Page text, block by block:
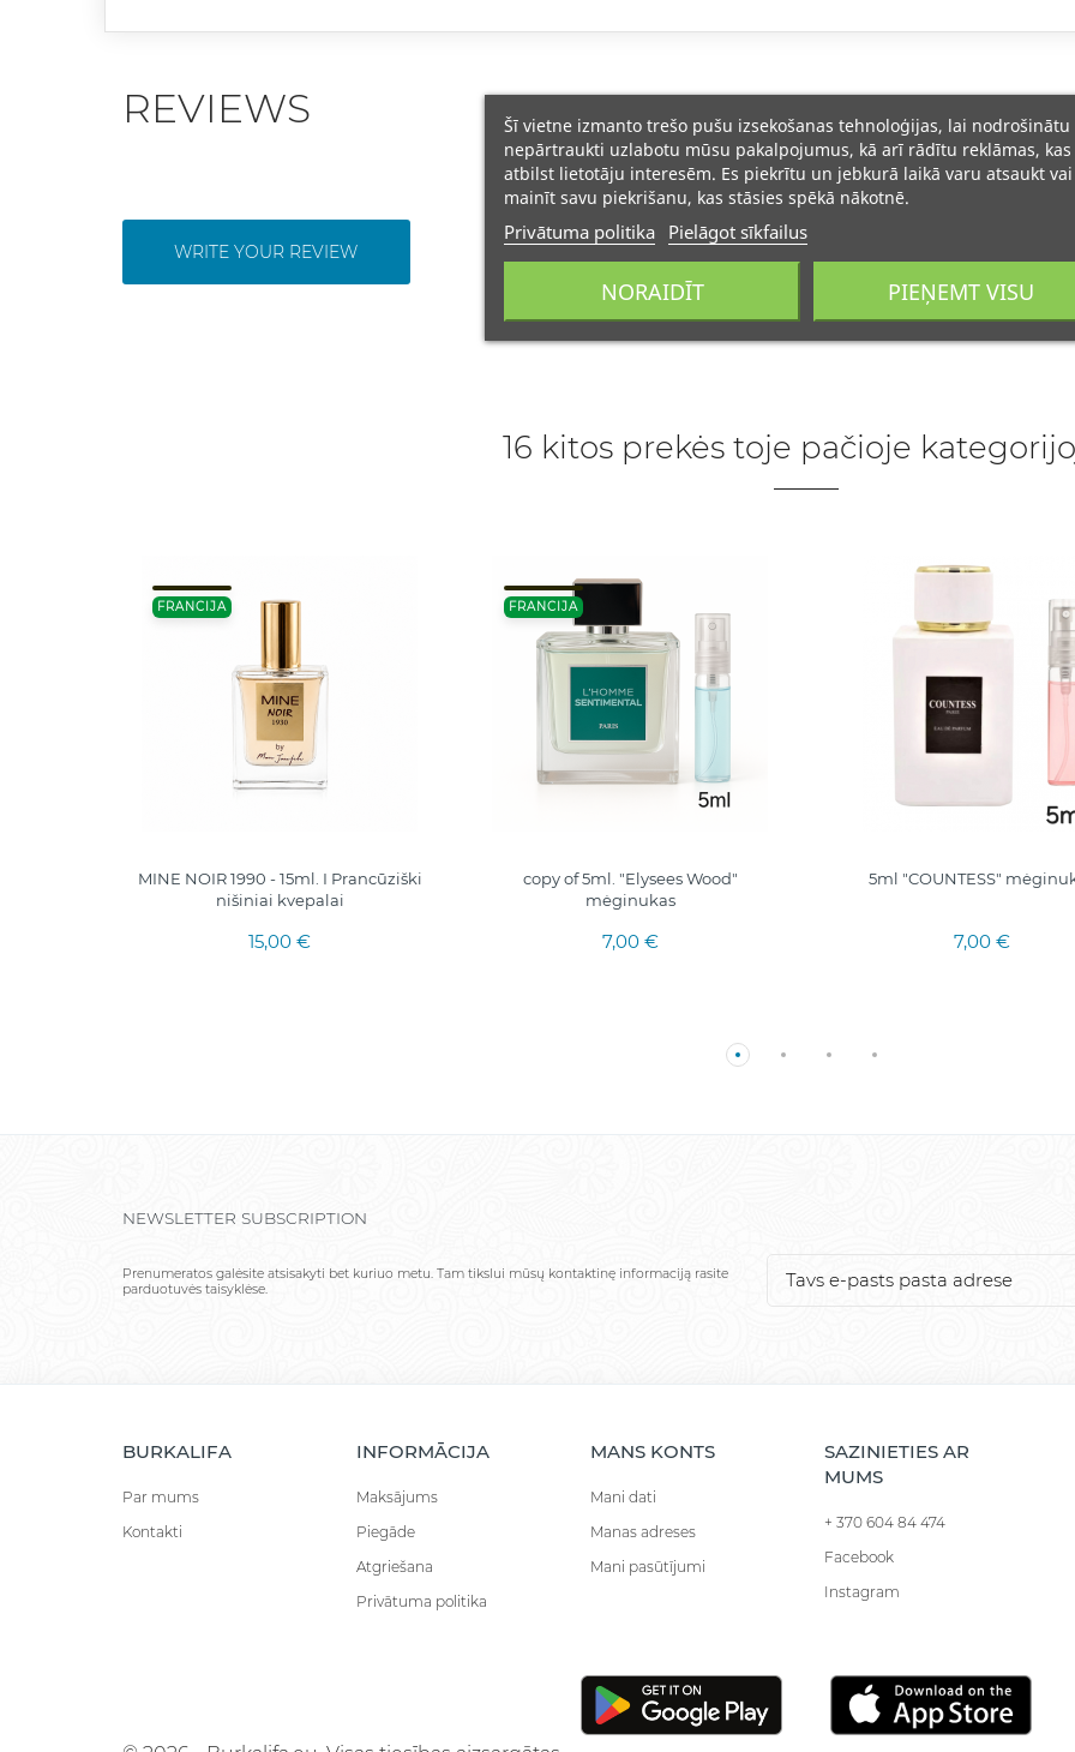
REVIEWS
WRITE YOUR REVIEW
16 kitos prekės toje pačioje
FRANCIJA
MINE NOIR 1990 - 15ml. I Prancūziški
nišiniai kvepalai
15,00 €
FRANCIJA
copy of 5ml. "Elysees Wood"
mėginukas
7,00 €
5ml "COUNTESS"
7,00 €
NEWSLETTER SUBSCRIPTION
Prenumeratos galėsite atsisakyti bet kuriuo metu. Tam tikslui mūsų kontaktinę informaciją rasite
parduotuvės taisyklėse.
BURKALIFA
Par mums
Kontakti
INFORMĀCIJA
Maksājums
Piegāde
Atgriešana
Privātuma politika
MANS KONTS
Mani dati
Manas adreses
Mani pasūtījumi
SAZINIETIES AR
MUMS
+ 370 604 84 474
Facebook
Instagram
Šī vietne izmanto trešo pušu izsekošanas tehnoloģijas, lai nodrošinātu
nepārtraukti uzlabotu mūsu pakalpojumus, kā arī rādītu reklāmas, kas
atbilst lietotāju interesēm. Es piekrītu un jebkurā laikā varu atsaukt vai
mainīt savu piekrišanu, kas stāsies spēkā nākotnē.
Privātuma politika Pielāgot sīkfailus
NORAIDĪT PIEŅEMT VISU